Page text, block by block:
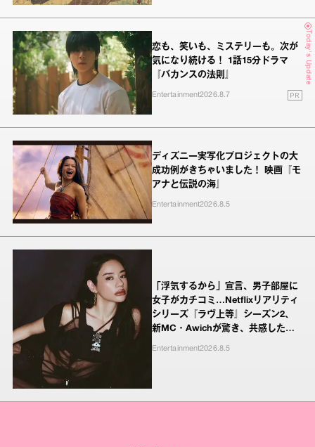
Today's Update
恋も、笑いも、ミステリーも。次が
気になり続ける！ 1話15分ドラマ
『バカンスの法則』
Entertainment2026.8.7 PR
ディズニー実写化プロジェクトの大
成功例がきちゃいました！ 映画『モ
アナと伝説の海』
Entertainment2026.8.5
「浮気するから」宣言、男子部屋に
女子がカチコミ…Netflixリアリティ
シリーズ『ラヴ上等』シーズン2、
新MC・Awichが驚き、共感したヤ
Entertainment2026.8.5